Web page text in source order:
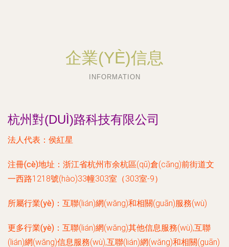
企業(YÈ)信息
INFORMATION
杭州對(DUÌ)路科技有限公司
法人代表： 侯紅星
注冊(cè)地址： 浙江省杭州市余杭區(qū)倉(cāng)前街道文
一西路1218號(hào)33幢303室（303室-9）
所屬行業(yè)： 互聯(lián)網(wǎng)和相關(guān)服務(wù)
更多行業(yè)： 互聯(lián)網(wǎng)其他信息服務(wù),互聯
(lián)網(wǎng)信息服務(wù),互聯(lián)網(wǎng)和相關(guān)